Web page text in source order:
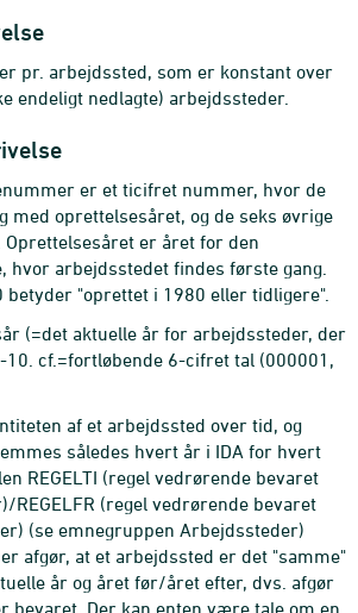
pr. arbejdssted, som er konstant over
endeligt nedlagte) arbejdssteder.
er et ticifret nummer, hvor de
med oprettelsesåret, og de seks øvrige
er året for den
hvor arbejdsstedet findes første gang.
betyder "oprettet i 1980 eller tidligere".
(=det aktuelle år for arbejdssteder, der
10. cf.=fortløbende 6-cifret tal (000001,
af et arbejdssted over tid, og
således hvert år i IDA for hvert
REGELTI (regel vedrørende bevaret
REGELFR (regel vedrørende bevaret
(se emnegruppen Arbejdssteder)
afgør, at et arbejdssted er det "samme"
år og året før/året efter, dvs. afgør
bevaret. Der kan enten være tale om en